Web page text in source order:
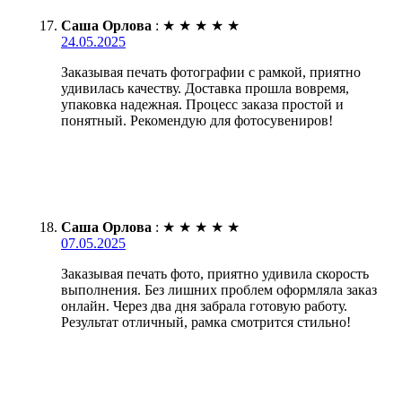
Саша Орлова : ★ ★ ★ ★ ★
24.05.2025
Заказывая печать фотографии с рамкой, приятно
удивилась качеству. Доставка прошла вовремя,
упаковка надежная. Процесс заказа простой и
понятный. Рекомендую для фотосувениров!
Саша Орлова : ★ ★ ★ ★ ★
07.05.2025
Заказывая печать фото, приятно удивила скорость
выполнения. Без лишних проблем оформляла заказ
онлайн. Через два дня забрала готовую работу.
Результат отличный, рамка смотрится стильно!